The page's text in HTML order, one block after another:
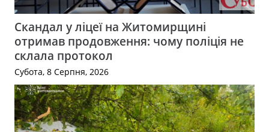
Скандал у ліцеї на Житомирщині
отримав продовження: чому поліція не
склала протокол
Субота, 8 Серпня, 2026